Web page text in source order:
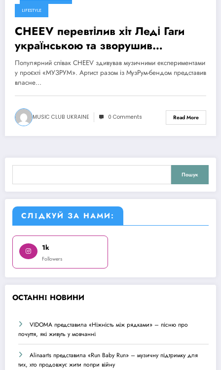
11 Серпня, 2025
LIFESTYLE
CHEEV перевтілив хіт Леді Гаги
українською та зворушив
виконанням «Teresa & Maria»
Популярний співак CHEEV здивував музичними експериментами
у проєкті «МУЗРУМ». Артист разом із МузРум-бендом представив
власне…
MUSIC CLUB UKRAINE 0 Comments Read More
Пошук
СЛІДКУЙ ЗА НАМИ:
1k
Followers
ОСТАННІ НОВИНИ
VIDOMA представила «Ніжність між рядками» – пісню про
почуття, які живуть у мовчанні
Alinaarts представила «Run Baby Run» – музичну підтримку для
тих, хто продовжує жити попри війну